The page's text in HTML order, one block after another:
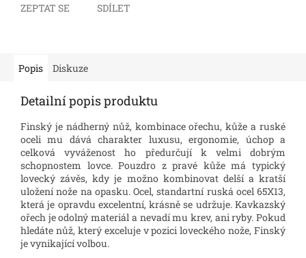
ZEPTAT SE SDÍLET
Popis Diskuze
Detailní popis produktu
Finský je nádherný nůž, kombinace ořechu, kůže a ruské
oceli mu dává charakter luxusu, ergonomie, úchop a
celková vyváženost ho předurčují k velmi dobrým
schopnostem lovce.Pouzdro z pravé kůže má typický
lovecký závěs, kdy je možno kombinovat delší a kratší
uložení nože na opasku. Ocel, standartní ruská ocel 65X13,
která je opravdu excelentní, krásně se udržuje. Kavkazský
ořech je odolný materiál a nevadí mu krev, ani ryby. Pokud
hledáte nůž, který exceluje v pozici loveckého nože, Finský
je vynikající volbou.